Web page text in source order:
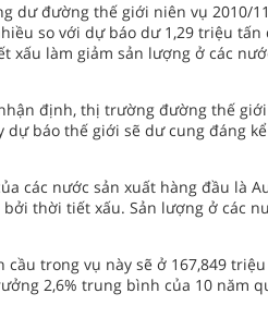
dư đường thế giới niên vụ 2010/
so với dự báo dư 1,29 triệu
xấu làm giảm sản lượng ở các
định, thị trường đường thế
báo thế giới sẽ dư cung đáng
các nước sản xuất hàng đầu là
thời tiết xấu. Sản lượng ở các
trong vụ này sẽ ở 167,849
2,6% trung bình của 10 năm